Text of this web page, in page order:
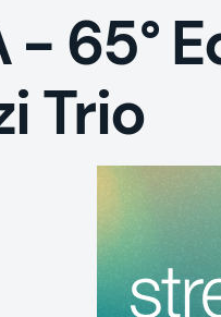
- 65°
Trio